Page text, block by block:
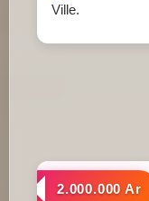
Ville.
a louer
2.000.000 Ar